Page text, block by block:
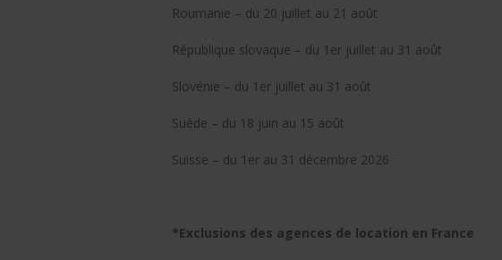
Roumanie – du 20 juillet au 21 août
République slovaque – du 1er juillet au 31 août
Slovénie – du 1er juillet au 31 août
Suède – du 18 juin au 15 août
Suisse – du 1er au 31 décembre 2026
*Exclusions des agences de location en France